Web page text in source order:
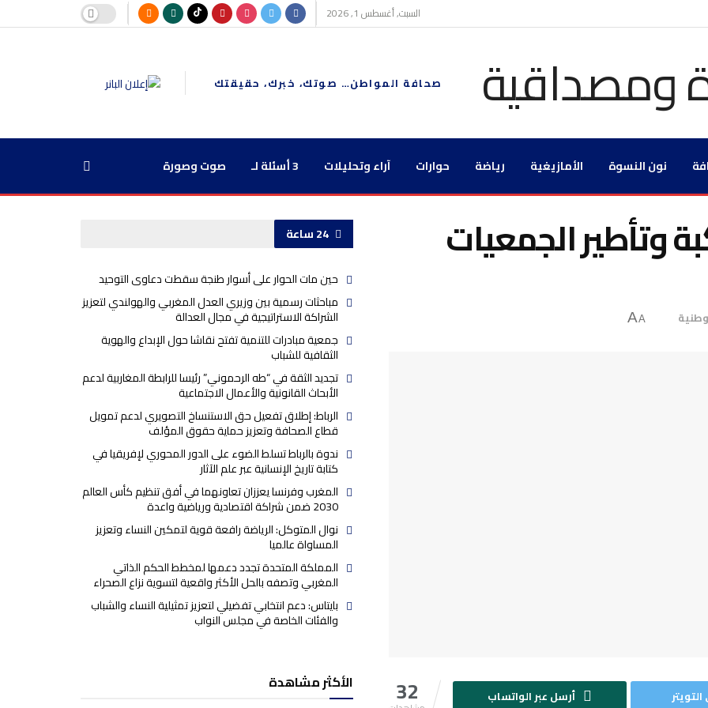
السبت, أغسطس 1, 2026
صحافة المواطن… صوتك، خبرك، حقيقتك
نون النسوة الأمازيغية رياضة حوارات آراء وتحليلات 3 أسئلة لـ صوت وصورة
وتأطير الجمعيات
وطنية A
A
32 أرسل عبر الواتساب
24 ساعة
حين مات الحوار على أسوار طنجة سقطت دعاوى التوحيد
مباحثات رسمية بين وزيري العدل المغربي والهولندي لتعزيز
الشراكة الاستراتيجية في مجال العدالة
جمعية مبادرات للتنمية تفتح نقاشا حول الإبداع والهوية
الثقافية للشباب
تجديد الثقة في “طه الرحموني” رئيسا للرابطة المغاربية لدعم
الأبحاث القانونية والأعمال الاجتماعية
الرباط: إطلاق تفعيل حق الاستنساخ التصويري لدعم تمويل
قطاع الصحافة وتعزيز حماية حقوق المؤلف
ندوة بالرباط تسلط الضوء على الدور المحوري لإفريقيا في
كتابة تاريخ الإنسانية عبر علم الآثار
المغرب وفرنسا يعززان تعاونهما في أفق تنظيم كأس العالم
2030 ضمن شراكة اقتصادية ورياضية واعدة
نوال المتوكل: الرياضة رافعة قوية لتمكين النساء وتعزيز
المساواة عالميا
المملكة المتحدة تجدد دعمها لمخطط الحكم الذاتي
المغربي وتصفه بالحل الأكثر واقعية لتسوية نزاع الصحراء
بايتاس: دعم انتخابي تفضيلي لتعزيز تمثيلية النساء والشباب
والفئات الخاصة في مجلس النواب
الأكثر مشاهدة